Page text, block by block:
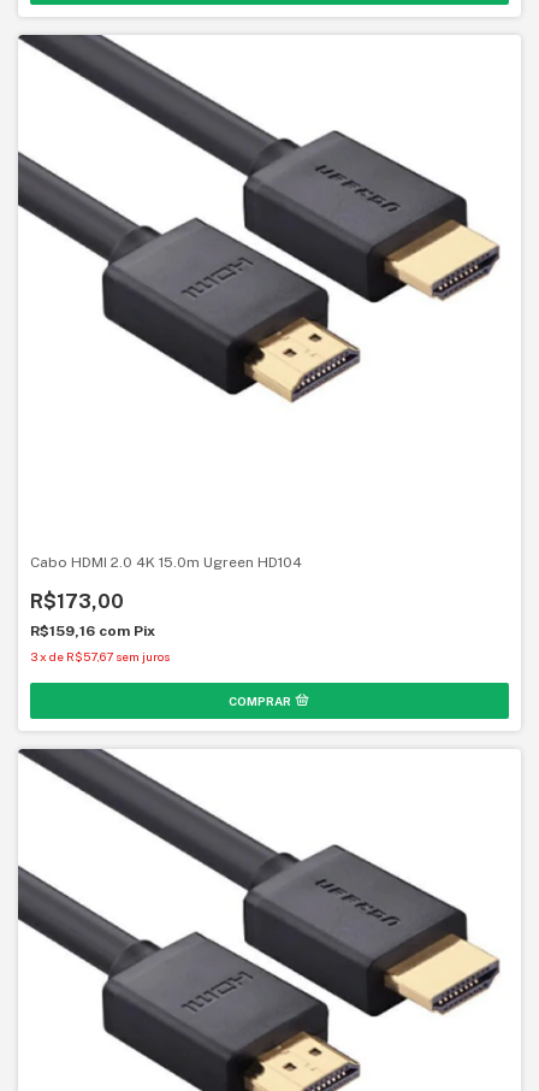
Cabo HDMI 2.0 4K 15.0m Ugreen HD104
R$173,00
R$159,16 com Pix
3x de R$57,67 sem juros